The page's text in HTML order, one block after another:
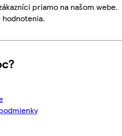
priamo na našom webe.